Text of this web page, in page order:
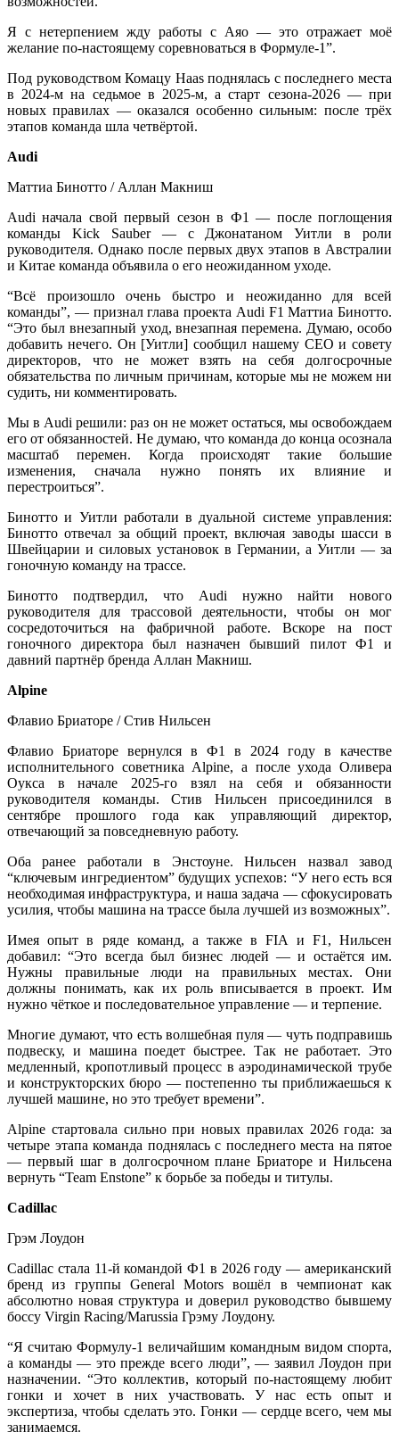
Я с нетерпением жду работы с Аяо — это отражает моё
желание по-настоящему соревноваться в Формуле-1”.
Под руководством Комацу Haas поднялась с последнего места
в 2024-м на седьмое в 2025-м, а старт сезона-2026 — при
новых правилах — оказался особенно сильным: после трёх
этапов команда шла четвёртой.
Audi
Маттиа Бинотто / Аллан Макниш
Audi начала свой первый сезон в Ф1 — после поглощения
команды Kick Sauber — с Джонатаном Уитли в роли
руководителя. Однако после первых двух этапов в Австралии
и Китае команда объявила о его неожиданном уходе.
“Всё произошло очень быстро и неожиданно для всей
команды”, — признал глава проекта Audi F1 Маттиа Бинотто.
“Это был внезапный уход, внезапная перемена. Думаю, особо
добавить нечего. Он [Уитли] сообщил нашему CEO и совету
директоров, что не может взять на себя долгосрочные
обязательства по личным причинам, которые мы не можем ни
судить, ни комментировать.
Мы в Audi решили: раз он не может остаться, мы освобождаем
его от обязанностей. Не думаю, что команда до конца осознала
масштаб перемен. Когда происходят такие большие
изменения, сначала нужно понять их влияние и
перестроиться”.
Бинотто и Уитли работали в дуальной системе управления:
Бинотто отвечал за общий проект, включая заводы шасси в
Швейцарии и силовых установок в Германии, а Уитли — за
гоночную команду на трассе.
Бинотто подтвердил, что Audi нужно найти нового
руководителя для трассовой деятельности, чтобы он мог
сосредоточиться на фабричной работе. Вскоре на пост
гоночного директора был назначен бывший пилот Ф1 и
давний партнёр бренда Аллан Макниш.
Alpine
Флавио Бриаторе / Стив Нильсен
Флавио Бриаторе вернулся в Ф1 в 2024 году в качестве
исполнительного советника Alpine, а после ухода Оливера
Оукса в начале 2025-го взял на себя и обязанности
руководителя команды. Стив Нильсен присоединился в
сентябре прошлого года как управляющий директор,
отвечающий за повседневную работу.
Оба ранее работали в Энстоуне. Нильсен назвал завод
“ключевым ингредиентом” будущих успехов: “У него есть вся
необходимая инфраструктура, и наша задача — сфокусировать
усилия, чтобы машина на трассе была лучшей из возможных”.
Имея опыт в ряде команд, а также в FIA и F1, Нильсен
добавил: “Это всегда был бизнес людей — и остаётся им.
Нужны правильные люди на правильных местах. Они
должны понимать, как их роль вписывается в проект. Им
нужно чёткое и последовательное управление — и терпение.
Многие думают, что есть волшебная пуля — чуть подправишь
подвеску, и машина поедет быстрее. Так не работает. Это
медленный, кропотливый процесс в аэродинамической трубе
и конструкторских бюро — постепенно ты приближаешься к
лучшей машине, но это требует времени”.
Alpine стартовала сильно при новых правилах 2026 года: за
четыре этапа команда поднялась с последнего места на пятое
— первый шаг в долгосрочном плане Бриаторе и Нильсена
вернуть “Team Enstone” к борьбе за победы и титулы.
Cadillac
Грэм Лоудон
Cadillac стала 11-й командой Ф1 в 2026 году — американский
бренд из группы General Motors вошёл в чемпионат как
абсолютно новая структура и доверил руководство бывшему
боссу Virgin Racing/Marussia Грэму Лоудону.
“Я считаю Формулу-1 величайшим командным видом спорта,
а команды — это прежде всего люди”, — заявил Лоудон при
назначении. “Это коллектив, который по-настоящему любит
гонки и хочет в них участвовать. У нас есть опыт и
экспертиза, чтобы сделать это. Гонки — сердце всего, чем мы
занимаемся.